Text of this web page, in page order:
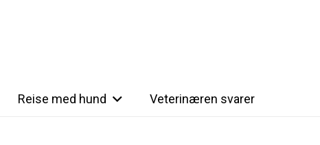
Reise med hund Veterinæren svarer